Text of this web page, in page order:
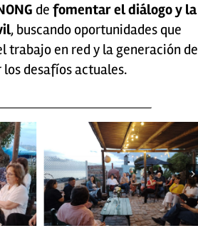
defomentar el diálogo y la
, buscando oportunidades que
trabajo en red y la generación de
desafíos actuales.